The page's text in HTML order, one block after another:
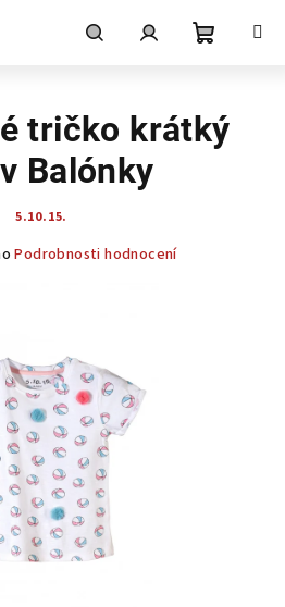
košík
tričko krátký
Balónky
5.10.15.
Podrobnosti hodnocení